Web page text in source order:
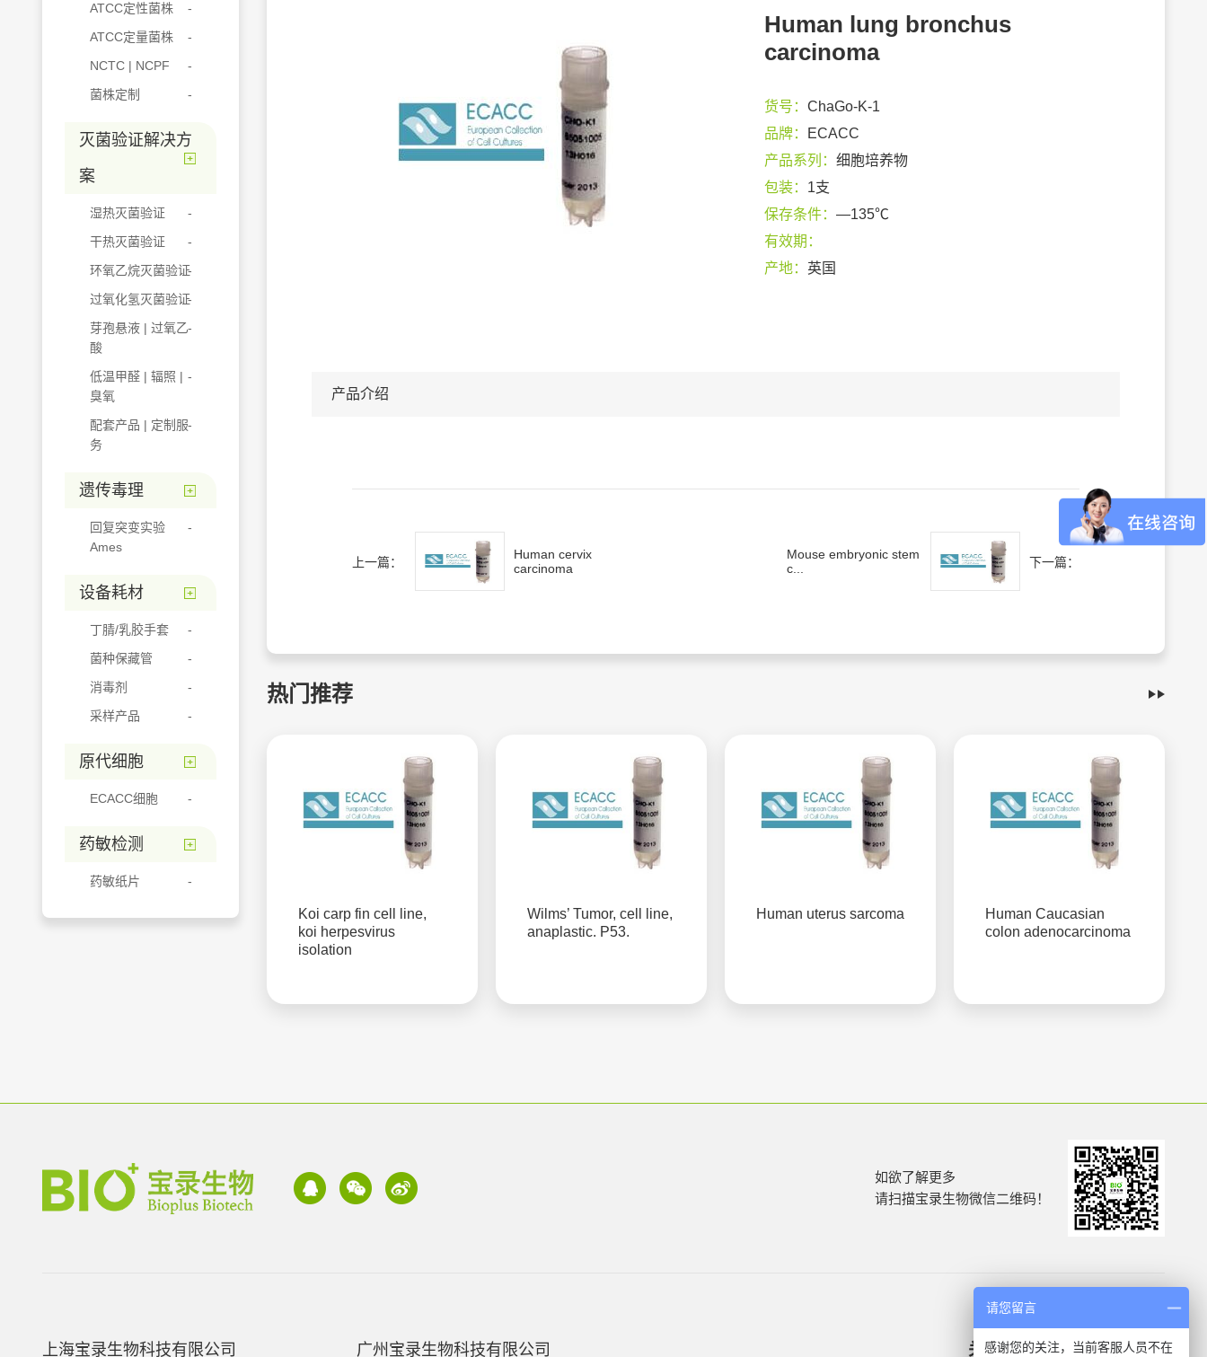
ATCC定性菌株
ATCC定量菌株
NCTC | NCPF
菌株定制
灭菌验证解决方
案
湿热灭菌验证
干热灭菌验证
环氧乙烷灭菌验证
过氧化氢灭菌验证
芽孢悬液 | 过氧乙
酸
低温甲醛 | 辐照 |
臭氧
配套产品 | 定制服
务
遗传毒理
回复突变实验
Ames
设备耗材
丁腈/乳胶手套
菌种保藏管
消毒剂
采样产品
原代细胞
ECACC细胞
药敏检测
药敏纸片
Human lung bronchus
carcinoma
货号： ChaGo-K-1
品牌：
ECACC
产品系列： 细胞培养物
包装： 1支
保存条件： —135℃
有效期：
产地： 英国
产品介绍
上一篇：
Human cervix
carcinoma
Mouse embryonic stem
c...
下一篇：
热门推荐
Koi carp fin cell line,
koi herpesvirus
isolation
Wilms’ Tumor, cell line,
anaplastic. P53.
Human uterus sarcoma
Human Caucasian
colon adenocarcinoma
如欲了解更多
请扫描宝录生物微信二维码！
上海宝录生物科技有限公司 广州宝录生物科技有限公司 关于我们 产品信息
请您留言
感谢您的关注，当前客服人员不在